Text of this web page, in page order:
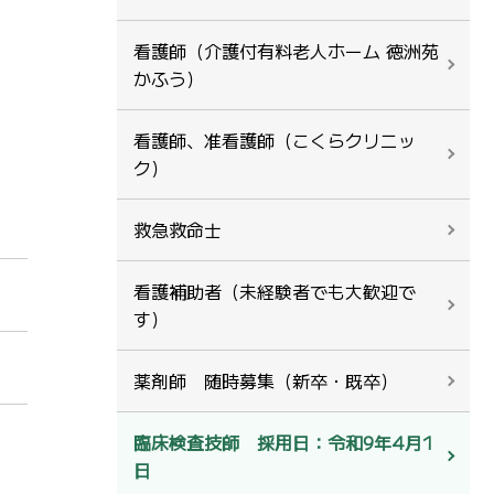
看護師（介護付有料老人ホーム 徳洲苑
かふう）
看護師、准看護師（こくらクリニッ
ク）
救急救命士
看護補助者（未経験者でも大歓迎で
す）
薬剤師 随時募集（新卒・既卒）
臨床検査技師 採用日：令和9年4月1
日